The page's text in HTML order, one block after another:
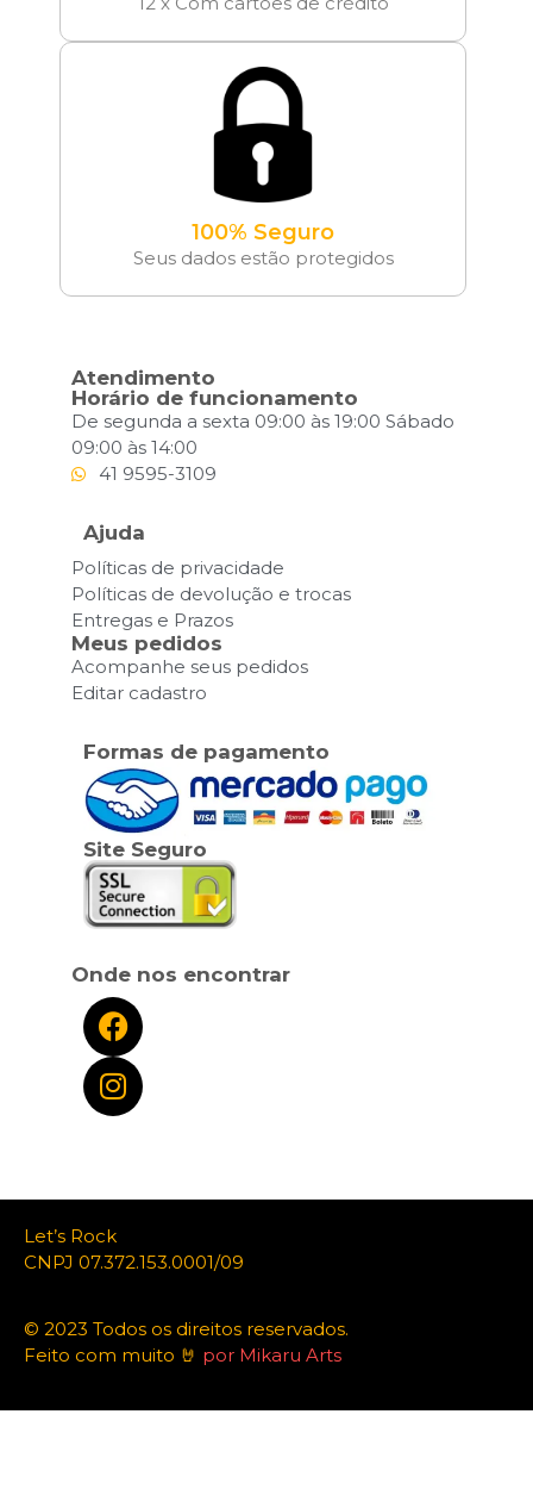
100% Seguro
Seus dados estão protegidos
Atendimento
Horário de funcionamento
De segunda a sexta 09:00 às 19:00 Sábado
09:00 às 14:00
41 9595-3109
Ajuda
Políticas de privacidade
Políticas de devolução e trocas
Entregas e Prazos
Meus pedidos
Acompanhe seus pedidos
Editar cadastro
Formas de pagamento
Site Seguro
Onde nos encontrar
Let’s Rock
CNPJ 07.372.153.0001/09
© 2023 Todos os direitos reservados.
Feito com muito 🤘 por Mikaru Arts